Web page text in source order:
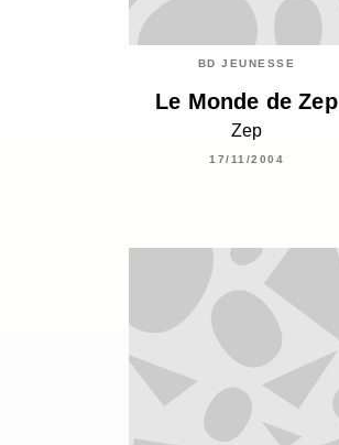
BD JEUNESSE
Le Monde de Zep
Zep
17/11/2004